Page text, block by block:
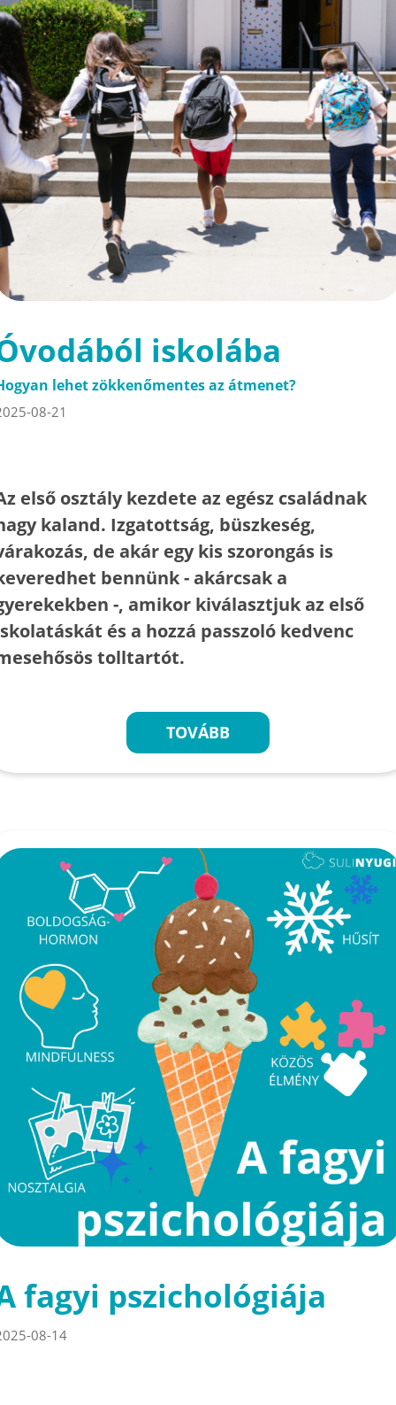
iskolába
lehet zökkenőmentes az átmenet?
08-21
első osztály kezdete az egész családnak
kaland. Izgatottság, büszkeség,
de akár egy kis szorongás is
bennünk - akárcsak a
-, amikor kiválasztjuk az első
és a hozzá passzoló kedvenc
tolltartót.
TOVÁBB
fagyi pszichológiája
08-14